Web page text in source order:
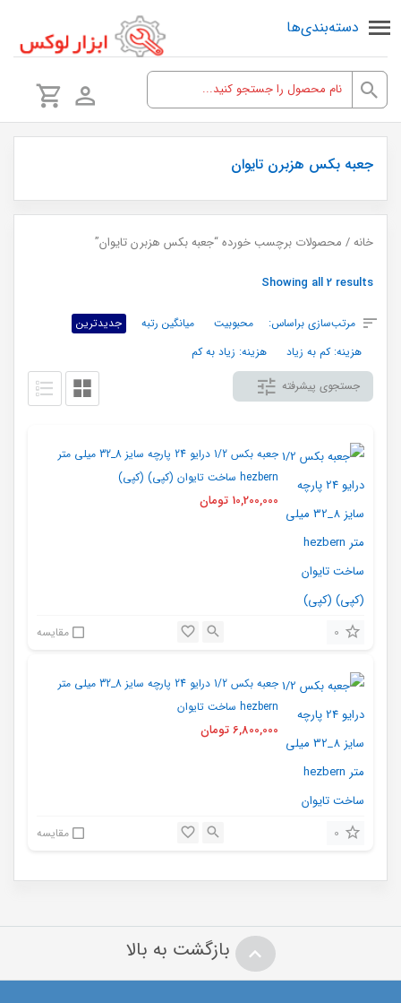
دسته‌بندی‌ها
جعبه بکس هزبرن تایوان
خانه/ محصولات برچسب خورده “جعبه بکس هزبرن تایوان”
Showing all 2 results
مرتب‌سازی براساس: محبوبیت میانگین رتبه
جدیدترین
هزینه: کم به زیاد
هزینه: زیاد به کم
جستجوی پیشرفته
جعبه بکس 1/2 درایو 24 پارچه سایز 8_32 میلی متر
hezbern ساخت تایوان (کپی) (کپی)
10,200,000 تومان
0 مقایسه
جعبه بکس 1/2 درایو 24 پارچه سایز 8_32 میلی متر
hezbern ساخت تایوان
6,800,000تومان
0 مقایسه
بازگشت به بالا